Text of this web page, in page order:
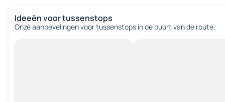
Ideeën voor tussenstops
Onze aanbevelingen voor tussenstops in de buurt van de route.